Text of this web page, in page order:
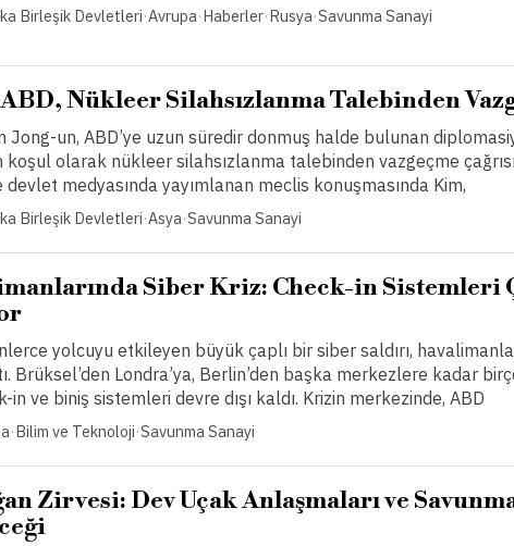
Birleşik Devletleri·Avrupa·Haberler·Rusya·Savunma Sanayi
Nükleer Silahsızlanma Talebinden
Jong-un, ABD’ye uzun süredir donmuş halde bulunan
koşul olarak nükleer silahsızlanma talebinden vazgeçme
devlet medyasında yayımlanan meclis konuşmasında Kim,
Birleşik Devletleri·Asya·Savunma Sanayi
Siber Kriz: Check-in Sistemleri
yolcuyu etkileyen büyük çaplı bir siber saldırı,
Brüksel’den Londra’ya, Berlin’den başka merkezlere kadar
in ve biniş sistemleri devre dışı kaldı. Krizin merkezinde, ABD
·Bilim ve Teknoloji·Savunma Sanayi
Zirvesi: Dev Uçak Anlaşmaları ve